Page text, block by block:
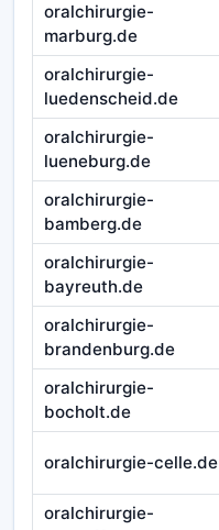
oralchirurgie-
marburg.de
oralchirurgie-
luedenscheid.de
oralchirurgie-
lueneburg.de
oralchirurgie-
bamberg.de
oralchirurgie-
bayreuth.de
oralchirurgie-
brandenburg.de
oralchirurgie-
bocholt.de
oralchirurgie-celle.de
oralchirurgie-